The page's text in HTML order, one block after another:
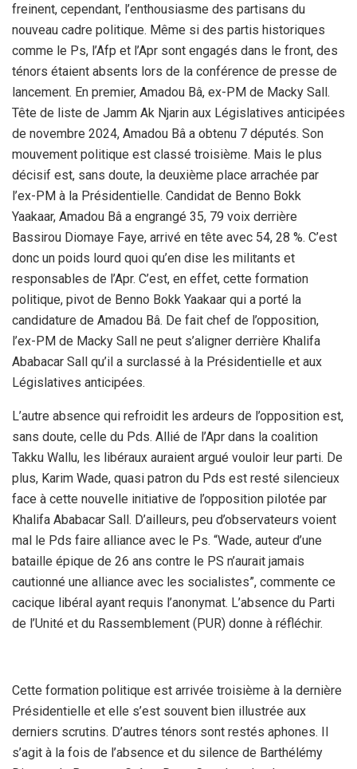
freinent, cependant, l’enthousiasme des partisans du
nouveau cadre politique. Même si des partis historiques
comme le Ps, l’Afp et l’Apr sont engagés dans le front, des
ténors étaient absents lors de la conférence de presse de
lancement. En premier, Amadou Bâ, ex-PM de Macky Sall.
Tête de liste de Jamm Ak Njarin aux Législatives anticipées
de novembre 2024, Amadou Bâ a obtenu 7 députés. Son
mouvement politique est classé troisième. Mais le plus
décisif est, sans doute, la deuxième place arrachée par
l’ex-PM à la Présidentielle. Candidat de Benno Bokk
Yaakaar, Amadou Bâ a engrangé 35, 79 voix derrière
Bassirou Diomaye Faye, arrivé en tête avec 54, 28 %. C’est
donc un poids lourd quoi qu’en dise les militants et
responsables de l’Apr. C’est, en effet, cette formation
politique, pivot de Benno Bokk Yaakaar qui a porté la
candidature de Amadou Bâ. De fait chef de l’opposition,
l’ex-PM de Macky Sall ne peut s’aligner derrière Khalifa
Ababacar Sall qu’il a surclassé à la Présidentielle et aux
Législatives anticipées.
L’autre absence qui refroidit les ardeurs de l’opposition est,
sans doute, celle du Pds. Allié de l’Apr dans la coalition
Takku Wallu, les libéraux auraient argué vouloir leur parti. De
plus, Karim Wade, quasi patron du Pds est resté silencieux
face à cette nouvelle initiative de l’opposition pilotée par
Khalifa Ababacar Sall. D’ailleurs, peu d’observateurs voient
mal le Pds faire alliance avec le Ps. “Wade, auteur d’une
bataille épique de 26 ans contre le PS n’aurait jamais
cautionné une alliance avec les socialistes”, commente ce
cacique libéral ayant requis l’anonymat. L’absence du Parti
de l’Unité et du Rassemblement (PUR) donne à réfléchir.
Cette formation politique est arrivée troisième à la dernière
Présidentielle et elle s’est souvent bien illustrée aux
derniers scrutins. D’autres ténors sont restés aphones. Il
s’agit à la fois de l’absence et du silence de Barthélémy